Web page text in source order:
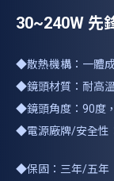
30~240W 先
◆散熱機構：一體
◆鏡頭材質：耐高
◆鏡頭角度：90度
◆電源廠牌/安全性
◆保固：三年/五年